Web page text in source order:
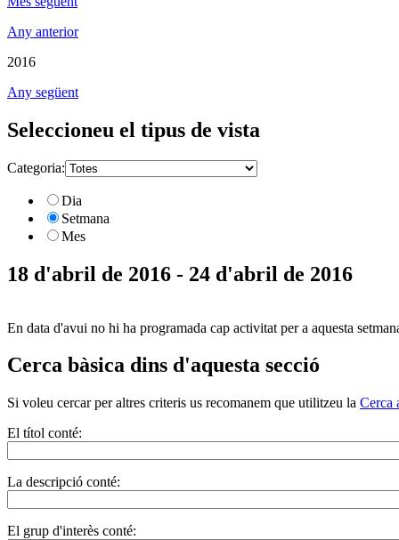
Any anterior
2016
Any següent
Seleccioneu el tipus de vista
Categoria:
Dia
Setmana
Mes
18 d'abril de 2016 - 24 d'abril de 2016
En data d'avui no hi ha programada cap activitat per a aquesta
Cerca bàsica dins d'aquesta secció
Si voleu cercar per altres criteris us recomanem que utilitzeu la Cerca
El títol conté:
La descripció conté:
El grup d'interès conté: